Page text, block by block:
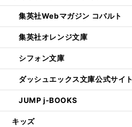
集英社Webマガジン コバルト
集英社オレンジ文庫
シフォン文庫
ダッシュエックス文庫公式サイト
JUMP j-BOOKS
キッズ